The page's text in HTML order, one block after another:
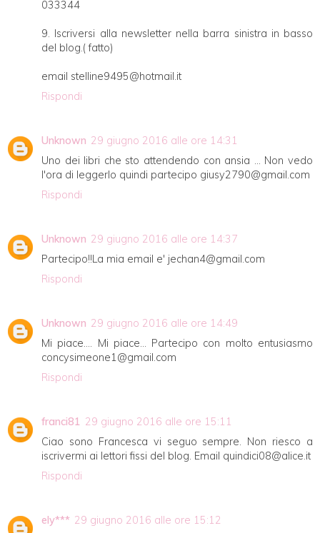
033344
9. Iscriversi alla newsletter nella barra sinistra in basso
del blog.( fatto)
email stelline9495@hotmail.it
Rispondi
Unknown 29 giugno 2016 alle ore 14:31
Uno dei libri che sto attendendo con ansia ... Non vedo
l'ora di leggerlo quindi partecipo giusy2790@gmail.com
Rispondi
Unknown 29 giugno 2016 alle ore 14:37
Partecipo!!La mia email e' jechan4@gmail.com
Rispondi
Unknown 29 giugno 2016 alle ore 14:49
Mi piace.... Mi piace... Partecipo con molto entusiasmo
concysimeone1@gmail.com
Rispondi
franci81 29 giugno 2016 alle ore 15:11
Ciao sono Francesca vi seguo sempre. Non riesco a
iscrivermi ai lettori fissi del blog. Email quindici08@alice.it
Rispondi
ely*** 29 giugno 2016 alle ore 15:12